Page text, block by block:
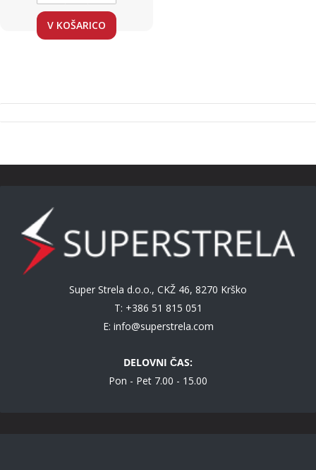
V KOŠARICO
Super Strela d.o.o., CKŽ 46, 8270 Krško
T: +386 51 815 051
E: info@superstrela.com
DELOVNI ČAS:
Pon - Pet 7.00 - 15.00